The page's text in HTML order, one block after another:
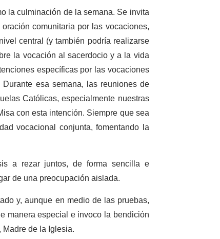
la culminación de la semana. Se invita
comunitaria por las vocaciones,
central (y también podría realizarse
la vocación al sacerdocio y a la vida
específicas por las vocaciones
esa semana, las reuniones de
Católicas, especialmente nuestras
con esta intención. Siempre que sea
vocacional conjunta, fomentando la
a rezar juntos, de forma sencilla e
de una preocupación aislada.
y, aunque en medio de las pruebas,
manera especial e invoco la bendición
de la Iglesia.